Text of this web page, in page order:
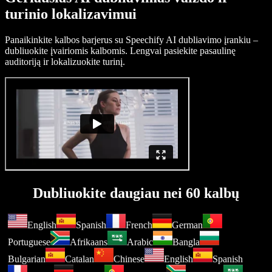
turinio lokalizavimui
Panaikinkite kalbos barjerus su Speechify AI dubliavimo įrankiu –
dubliuokite įvairiomis kalbomis. Lengvai pasiekite pasaulinę
auditoriją ir lokalizuokite turinį.
Dubliuokite daugiau nei 60 kalbų
English Spanish French
German
Portuguese
Afrikaans Arabic
Bangla
Bulgarian
Catalan Chinese English
Spanish